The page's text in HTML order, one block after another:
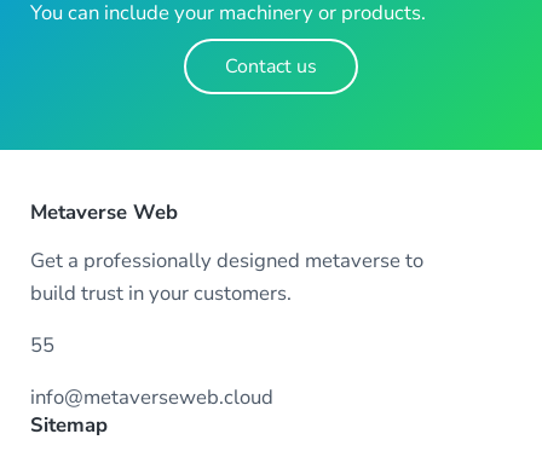
You can include your machinery or products.
Contact us
Metaverse Web
Get a professionally designed metaverse to
build trust in your customers.
55
info@metaverseweb.cloud
Sitemap